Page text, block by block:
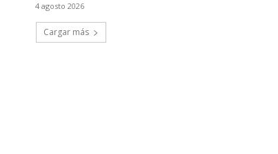
4 agosto 2026
Cargar más